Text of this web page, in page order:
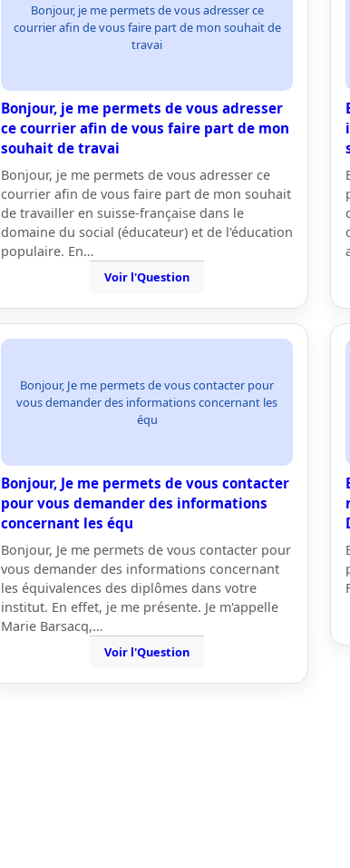
Bonjour, je me permets de vous adresser ce
courrier afin de vous faire part de mon souhait de
travai
Bonjour, je me permets de vous adresser
ce courrier afin de vous faire part de mon
souhait de travai
Bonjour, je me permets de vous adresser ce
courrier afin de vous faire part de mon souhait
de travailler en suisse-française dans le
domaine du social (éducateur) et de l'éducation
populaire. En…
Voir l'Question
Bonjour, Je me permets de vous contacter pour
vous demander des informations concernant les
équ
Bonjour, Je me permets de vous contacter
pour vous demander des informations
concernant les équ
Bonjour, Je me permets de vous contacter pour
vous demander des informations concernant
les équivalences des diplômes dans votre
institut. En effet, je me présente. Je m'appelle
Marie Barsacq,…
Voir l'Question